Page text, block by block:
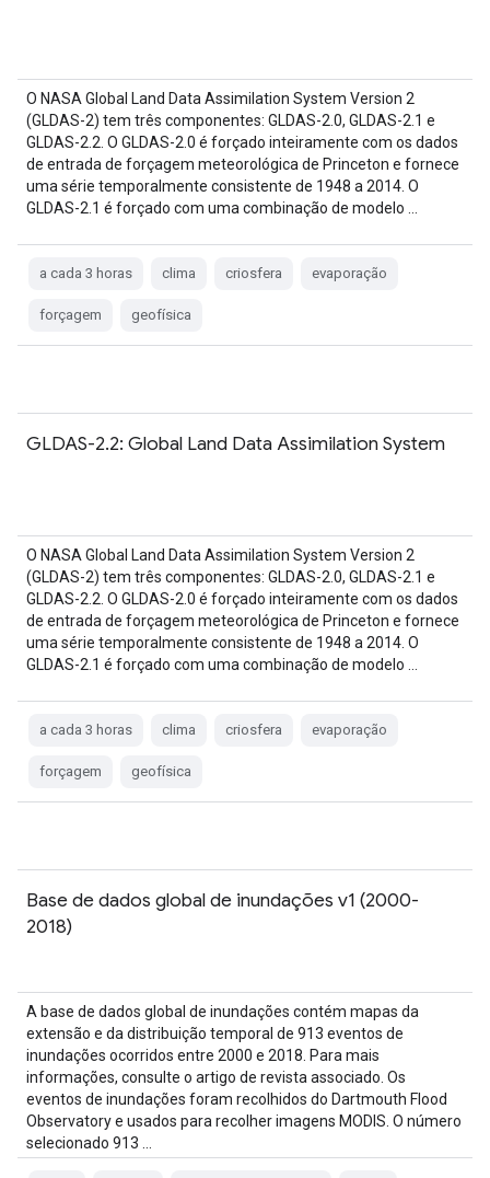
O NASA Global Land Data Assimilation System Version 2
(GLDAS-2) tem três componentes: GLDAS-2.0, GLDAS-2.1 e
GLDAS-2.2. O GLDAS-2.0 é forçado inteiramente com os dados
de entrada de forçagem meteorológica de Princeton e fornece
uma série temporalmente consistente de 1948 a 2014. O
GLDAS-2.1 é forçado com uma combinação de modelo …
a cada 3 horas clima criosfera evaporação
forçagem geofísica
GLDAS-2.2: Global Land Data Assimilation System
O NASA Global Land Data Assimilation System Version 2
(GLDAS-2) tem três componentes: GLDAS-2.0, GLDAS-2.1 e
GLDAS-2.2. O GLDAS-2.0 é forçado inteiramente com os dados
de entrada de forçagem meteorológica de Princeton e fornece
uma série temporalmente consistente de 1948 a 2014. O
GLDAS-2.1 é forçado com uma combinação de modelo …
a cada 3 horas clima criosfera evaporação
forçagem geofísica
Base de dados global de inundações v1 (2000-
2018)
A base de dados global de inundações contém mapas da
extensão e da distribuição temporal de 913 eventos de
inundações ocorridos entre 2000 e 2018. Para mais
informações, consulte o artigo de revista associado. Os
eventos de inundações foram recolhidos do Dartmouth Flood
Observatory e usados para recolher imagens MODIS. O número
selecionado 913 …